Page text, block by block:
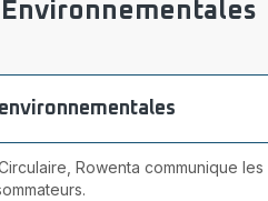
Rowenta communique